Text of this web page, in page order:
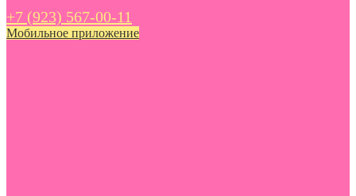
+7 (923) 567-00-11
Мобильное приложение